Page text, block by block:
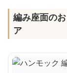
編み座面の
ア